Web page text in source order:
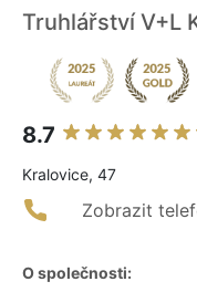
Truhlářství V+L
8.7
Kralovice, 47
Zobrazit
O společnosti: